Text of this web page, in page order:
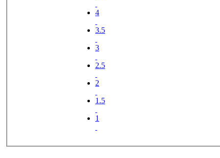
4
3.5
3
2.5
2
1.5
1